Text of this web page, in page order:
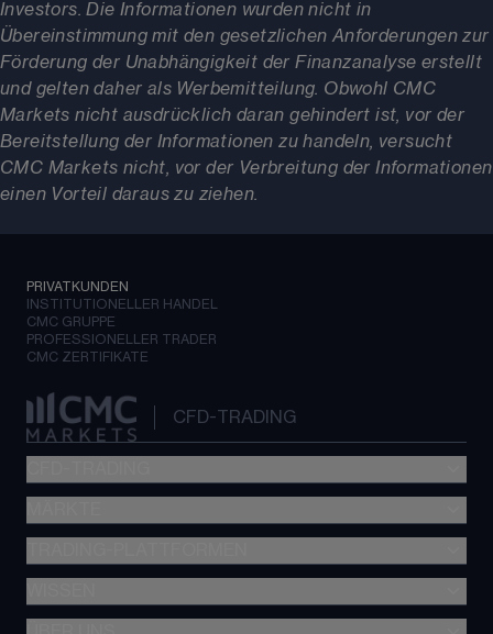
Investors. Die Informationen wurden nicht in
Übereinstimmung mit den gesetzlichen Anforderungen zur
Förderung der Unabhängigkeit der Finanzanalyse erstellt
und gelten daher als Werbemitteilung. Obwohl CMC
Markets nicht ausdrücklich daran gehindert ist, vor der
Bereitstellung der Informationen zu handeln, versucht
CMC Markets nicht, vor der Verbreitung der Informationen
einen Vorteil daraus zu ziehen.
PRIVATKUNDEN
INSTITUTIONELLER HANDEL
CMC GRUPPE
PROFESSIONELLER TRADER
CMC ZERTIFIKATE
CFD-TRADING
Optionshandel
Alpha
Aktien